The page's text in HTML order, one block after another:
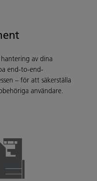
hantering av dina
end-to-end-
– för att säkerställa
användare.